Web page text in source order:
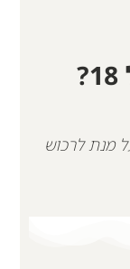
עליך להיות מעל גיל 18 על מנת לרכוש